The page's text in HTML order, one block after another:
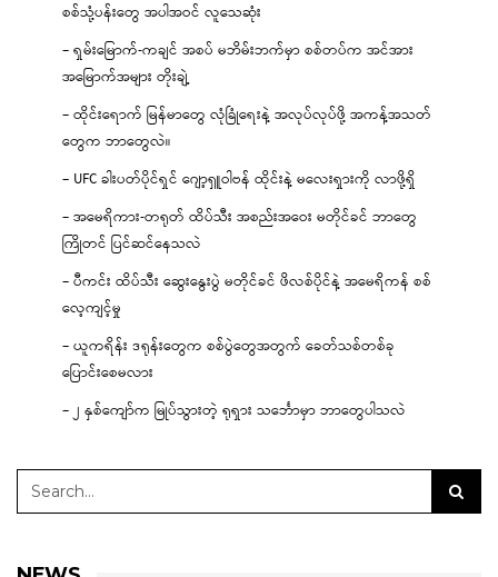
စစ်သုံ့ပန်းတွေ အပါအဝင် လူသေဆုံး
– ရှမ်းမြောက်-ကချင် အစပ် မဘိမ်းဘက်မှာ စစ်တပ်က အင်အား
အမြောက်အများ တိုးချဲ့
– ထိုင်းရောက် မြန်မာတွေ လုံခြုံရေးနဲ့ အလုပ်လုပ်ဖို့ အကန့်အသတ်
တွေက ဘာတွေလဲ။
– UFC ခါးပတ်ပိုင်ရှင် ဂျော့ရှူဝါဗန် ထိုင်းနဲ့ မလေးရှားကို လာဖို့ရှိ
– အမေရိကား-တရုတ် ထိပ်သီး အစည်းအဝေး မတိုင်ခင် ဘာတွေ
ကြိုတင် ပြင်ဆင်နေသလဲ
– ပီကင်း ထိပ်သီး ဆွေးနွေးပွဲ မတိုင်ခင် ဖိလစ်ပိုင်နဲ့ အမေရိကန် စစ်
လေ့ကျင့်မှု
– ယူကရိန်း ဒရုန်းတွေက စစ်ပွဲတွေအတွက် ခေတ်သစ်တစ်ခု
ပြောင်းစေမလား
– ၂ နှစ်ကျော်က မြုပ်သွားတဲ့ ရုရှား သင်္ဘောမှာ ဘာတွေပါသလဲ